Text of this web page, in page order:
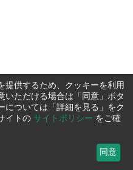
提供するため、クッキーを利用
いただける場合は「同意」ボタ
については「詳細を見る」をク
イトの サイトポリシー をご確
同意